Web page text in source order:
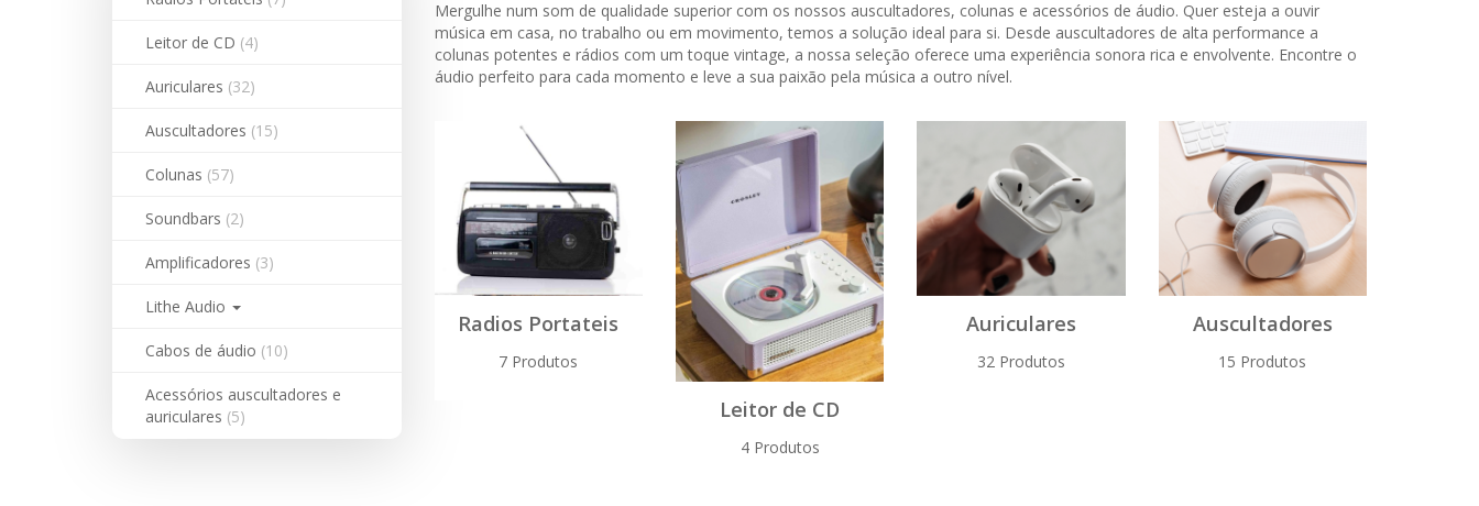
Leitor de CD (4)
Auriculares (32)
Auscultadores (15)
Colunas (57)
Soundbars (2)
Amplificadores (3)
Lithe Audio
Cabos de áudio (10)
Acessórios auscultadores e
auriculares (5)
Mergulhe num som de qualidade superior com os nossos auscultadores, colunas e acessórios de áudio. Quer esteja a ouvir
música em casa, no trabalho ou em movimento, temos a solução ideal para si. Desde auscultadores de alta performance a
colunas potentes e rádios com um toque vintage, a nossa seleção oferece uma experiência sonora rica e envolvente. Encontre o
áudio perfeito para cada momento e leve a sua paixão pela música a outro nível.
Radios Portateis
7 Produtos
Leitor de CD
4 Produtos
Auriculares
32 Produtos
Auscultadores
15 Produtos